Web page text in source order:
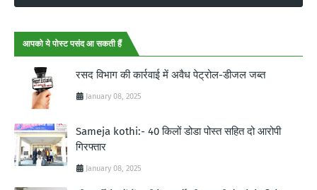
आपको ये पोस्ट पसंद आ सकती हैं
रसद विभाग की कार्रवाई में अवैध पेट्रोल-डीजल जब्त
January 08, 2025
Sameja kothi:- 40 किलों डोडा पोस्त सहित दो आरोपी
गिरफ्तार
January 08, 2025